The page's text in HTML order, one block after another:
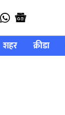
शहर क्रीडा